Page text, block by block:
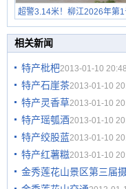
超警3.14米！柳江2026年第
在堤岸见证汛
相关新闻
特产枇杷2013-01-10
特产石崖茶2013-01-10
特产灵香草2013-01-10
特产瑶瓠酒2013-01-10
特产绞股蓝2013-01-10
特产红薯糍2013-01-10
金秀莲花山景区第三届